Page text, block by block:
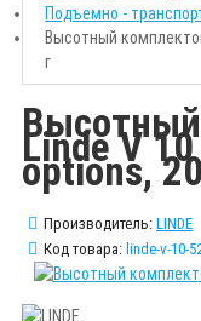
Подъемно -
Высотный
г
Linde V
options,
Производитель: LINDE
Код товара: linde-v-10-